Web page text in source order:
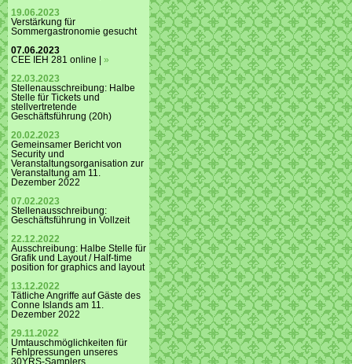
19.06.2023
Verstärkung für
Sommergastronomie gesucht
07.06.2023
CEE IEH 281 online | »
22.03.2023
Stellenausschreibung: Halbe
Stelle für Tickets und
stellvertretende
Geschäftsführung (20h)
20.02.2023
Gemeinsamer Bericht von
Security und
Veranstaltungsorganisation zur
Veranstaltung am 11.
Dezember 2022
07.02.2023
Stellenausschreibung:
Geschäftsführung in Vollzeit
22.12.2022
Ausschreibung: Halbe Stelle für
Grafik und Layout / Half-time
position for graphics and layout
13.12.2022
Tätliche Angriffe auf Gäste des
Conne Islands am 11.
Dezember 2022
29.11.2022
Umtauschmöglichkeiten für
Fehlpressungen unseres
30YRS-Samplers